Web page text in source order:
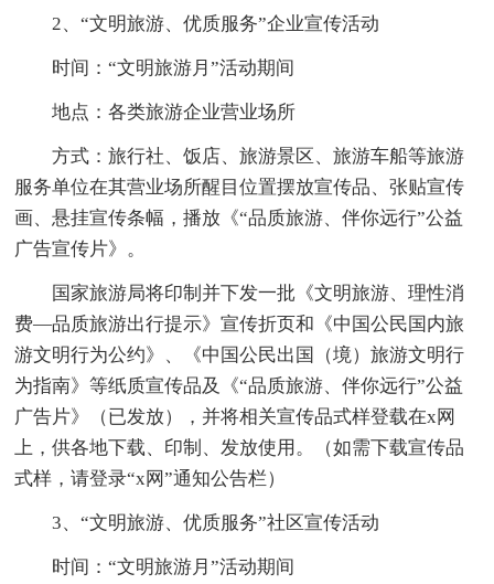
2、“文明旅游、优质服务”企业宣传活动
时间：“文明旅游月”活动期间
地点：各类旅游企业营业场所
方式：旅行社、饭店、旅游景区、旅游车船等旅游
服务单位在其营业场所醒目位置摆放宣传品、张贴宣传
画、悬挂宣传条幅，播放《“品质旅游、伴你远行”公益
广告宣传片》。
国家旅游局将印制并下发一批《文明旅游、理性消
费—品质旅游出行提示》宣传折页和《中国公民国内旅
游文明行为公约》、《中国公民出国（境）旅游文明行
为指南》等纸质宣传品及《“品质旅游、伴你远行”公益
广告片》（已发放），并将相关宣传品式样登载在x网
上，供各地下载、印制、发放使用。（如需下载宣传品
式样，请登录“x网”通知公告栏）
3、“文明旅游、优质服务”社区宣传活动
时间：“文明旅游月”活动期间